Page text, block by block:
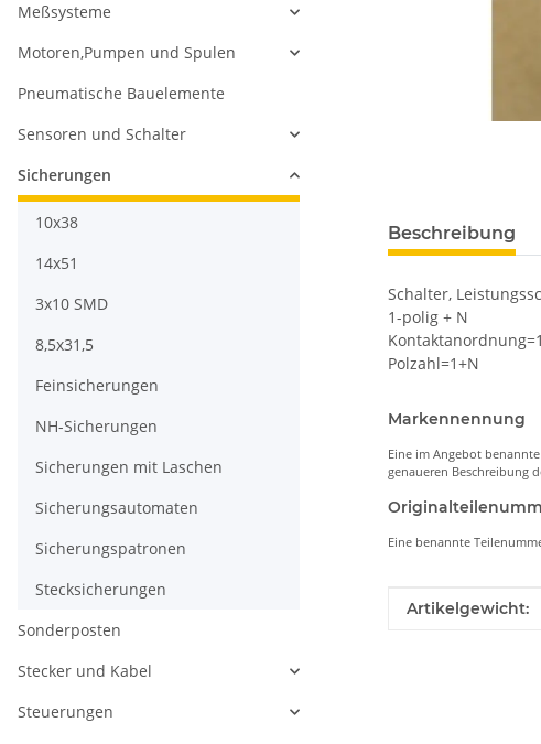
Beschreibung
Schalter,
1-polig + N
Polzahl=1+N
Markennennung
Eine im Angebot
genaueren Beschreibung
Eine benannte
Wert
Artikelgewicht:
Meßsysteme
Motoren,Pumpen und Spulen
Pneumatische Bauelemente
Sensoren und Schalter
Sicherungen
10x38
14x51
3x10 SMD
8,5x31,5
Feinsicherungen
NH-Sicherungen
Sicherungen mit Laschen
Sicherungsautomaten
Sicherungspatronen
Stecksicherungen
Sonderposten
Stecker und Kabel
Steuerungen